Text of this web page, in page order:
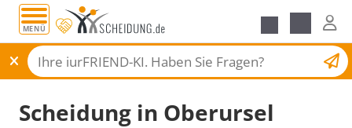
MENÜ
Scheidungsantrag
Scheidung in Oberursel